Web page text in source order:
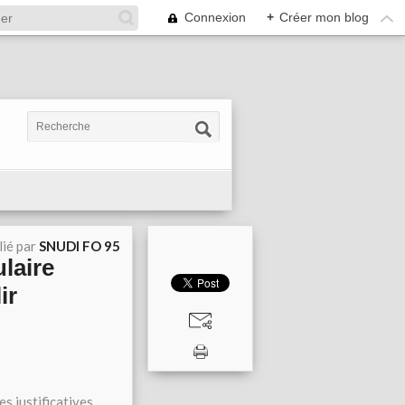
Connexion + Créer mon blog
parSNUDI FO 95
justificatives